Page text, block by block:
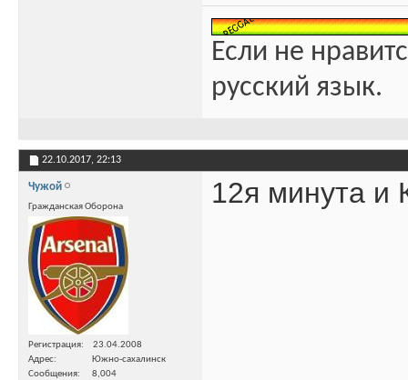
Если не
русский язык.
22.10.2017, 22:13
Чужой
Гражданская Оборона
Регистрация
23.04.2008
Адрес
Южно-сахалинск
Сообщения
8,004
12я минута и